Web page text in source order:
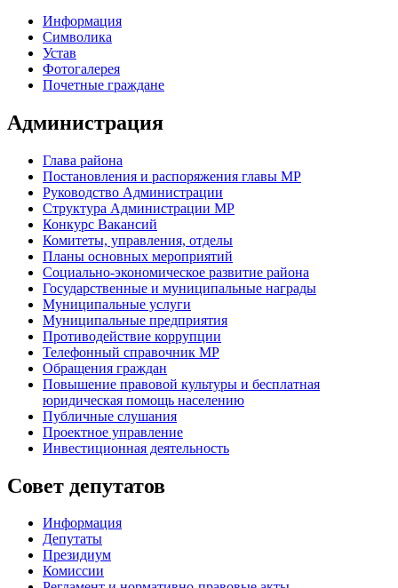
Информация
Символика
Устав
Фотогалерея
Почетные граждане
Администрация
Глава района
Постановления и распоряжения главы МР
Руководство Администрации
Структура Администрации МР
Конкурс Вакансий
Комитеты, управления, отделы
Планы основных мероприятий
Социально-экономическое развитие района
Государственные и муниципальные награды
Муниципальные услуги
Муниципальные предприятия
Противодействие коррупции
Телефонный справочник МР
Обращения граждан
Повышение правовой культуры и бесплатная
юридическая помощь населению
Публичные слушания
Проектное управление
Инвестиционная деятельность
Совет депутатов
Информация
Депутаты
Президиум
Комиссии